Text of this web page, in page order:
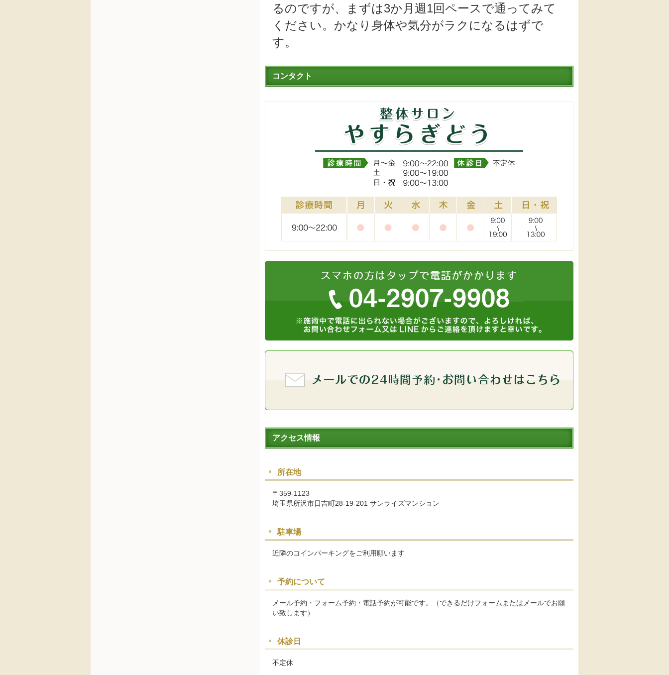
るのですが、まずは3か月週1回ペースで通ってみて
ください。かなり身体や気分がラクになるはずで
す。
コンタクト
アクセス情報
所在地
〒359-1123
埼玉県所沢市日吉町28-19-201 サンライズマンション
駐車場
近隣のコインパーキングをご利用願います
予約について
メール予約・フォーム予約・電話予約が可能です。（できるだけフォームまたはメールでお願
い致します）
休診日
不定休